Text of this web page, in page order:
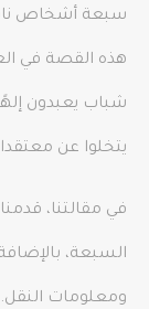
سبعة أشخاص
شباب يعبدون
يتخلوا عن
في مقالتنا،
السبعة،
ومعلومات النقل.